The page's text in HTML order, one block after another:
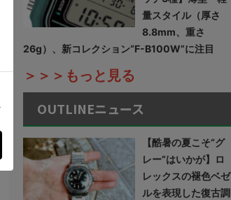
量スタイル（厚さ
8.8mm、重さ
26g）、新コレクション“F-B100W”に注目
＞＞＞もっと見る
OUTLINEニュース
【酷暑の夏こそ“グ
レー”はいかが】ロ
レックスの褪色ベゼ
ルを表現した復古調